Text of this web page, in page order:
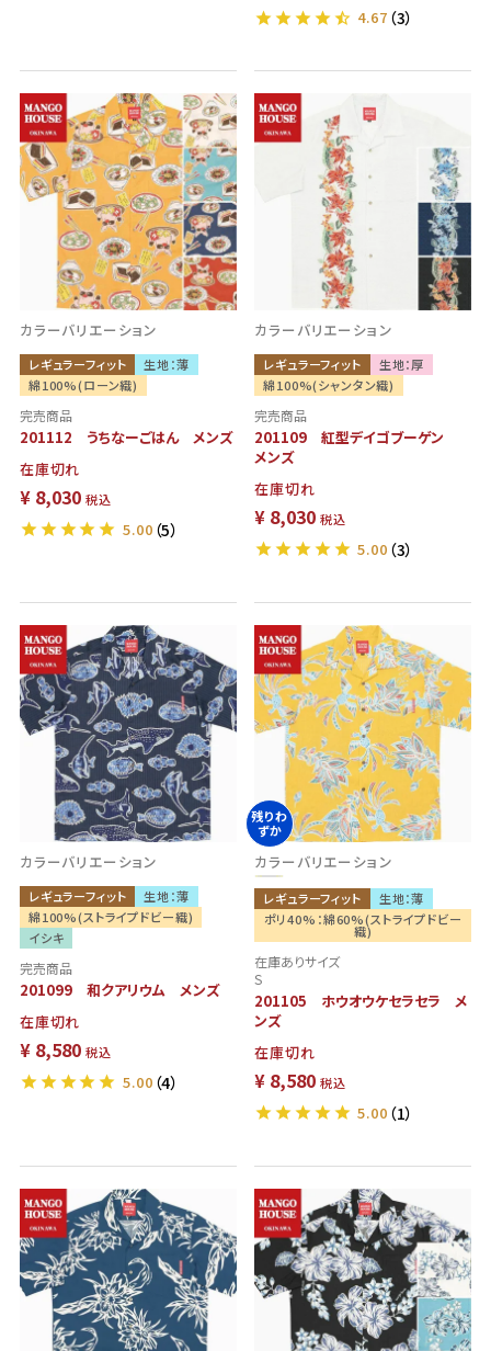
4.67 （3）
カラーバリエーション
レギュラーフィット
生地：薄
綿100%(ローン織)
完売商品
201112 うちなーごはん メンズ
在庫切れ
¥ 8,030 税込
5.00 （5）
カラーバリエーション
レギュラーフィット
生地：厚
綿100%(シャンタン織)
完売商品
201109 紅型デイゴブーゲン
メンズ
在庫切れ
¥ 8,030 税込
5.00 （3）
カラーバリエーション
レギュラーフィット
生地：薄
綿100%(ストライプドビー織)
イシキ
完売商品
201099 和クアリウム メンズ
在庫切れ
¥ 8,580 税込
5.00 （4）
カラーバリエーション
レギュラーフィット
生地：薄
ポリ40%：綿60%(ストライプドビー
織)
残りわ
ずか
在庫ありサイズ
S
201105 ホウオウケセラセラ メ
ンズ
在庫切れ
¥ 8,580 税込
5.00 （1）